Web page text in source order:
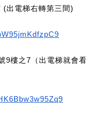
出電梯右轉第三間)
9樓之7（出電梯就會看